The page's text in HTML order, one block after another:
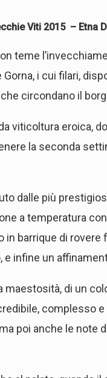
Viti 2015 – Etna
teme
i cui filari,
circondano il
viticoltura eroica,
la seconda
dalle più
a temperatura
in barrique di
infine un
maestosità, di un
complesso
poi anche le